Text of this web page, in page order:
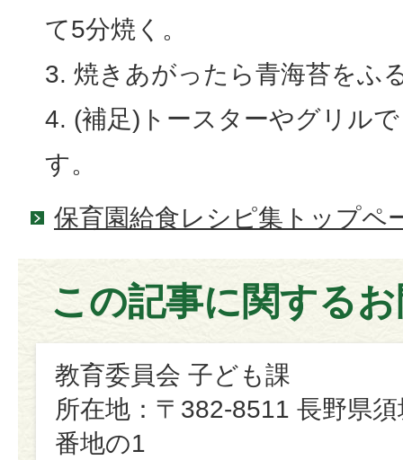
て5分焼く。
焼きあがったら青海苔をふ
(補足)トースターやグリル
す。
保育園給食レシピ集トップペ
この記事に関する
教育委員会 子ども課
所在地：〒382-8511 長野県
番地の1